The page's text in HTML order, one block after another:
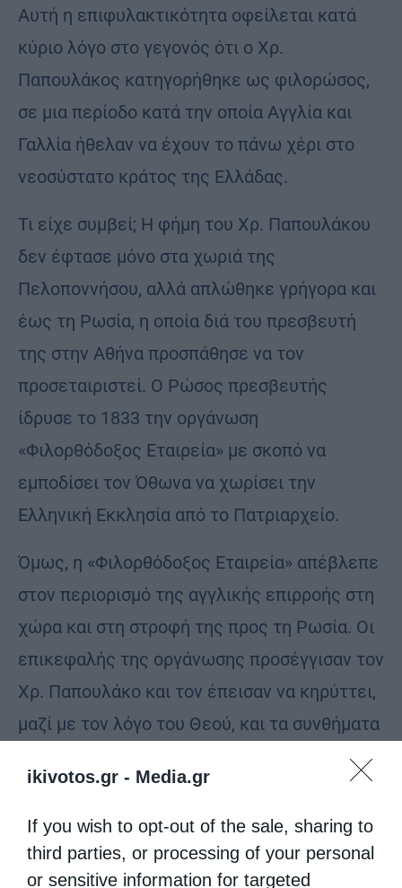
ikivotos.gr - Media.gr
If you wish to opt-out of the sale, sharing to
third parties, or processing of your personal
or sensitive information for targeted
Αυτή η επιφυλακτικότητα οφείλεται κατά
κύριο λόγο στο γεγονός ότι ο Χρ.
Παπουλάκος κατηγορήθηκε ως φιλορώσος,
σε μια περίοδο κατά την οποία Αγγλία και
Γαλλία ήθελαν να έχουν το πάνω χέρι στο
νεοσύστατο κράτος της Ελλάδας.
Τι είχε συμβεί; Η φήμη του Χρ. Παπουλάκου
δεν έφτασε μόνο στα χωριά της
Πελοποννήσου, αλλά απλώθηκε γρήγορα και
έως τη Ρωσία, η οποία διά του πρεσβευτή
της στην Αθήνα προσπάθησε να τον
προσεταιριστεί. Ο Ρώσος πρεσβευτής
ίδρυσε το 1833 την οργάνωση
«Φιλορθόδοξος Εταιρεία» με σκοπό να
εμποδίσει τον Όθωνα να χωρίσει την
Ελληνική Εκκλησία από το Πατριαρχείο.
Όμως, η «Φιλορθόδοξος Εταιρεία» απέβλεπε
στον περιορισμό της αγγλικής επιρροής στη
χώρα και στη στροφή της προς τη Ρωσία. Οι
επικεφαλής της οργάνωσης προσέγγισαν τον
Χρ. Παπουλάκο και τον έπεισαν να κηρύττει,
μαζί με τον λόγο του Θεού, και τα συνθήματα
που σύντομα εκείνος μετατράπηκε σε
μεγάλο εχθρό του Όθωνος και της Ιεράς